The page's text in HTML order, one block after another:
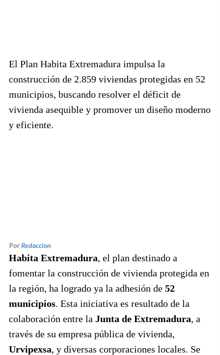
El Plan Habita Extremadura impulsa la
construcción de 2.859 viviendas protegidas en 52
municipios, buscando resolver el déficit de
vivienda asequible y promover un diseño moderno
y eficiente.
PorRedaccion
Habita Extremadura, el plan destinado a
fomentar la construcción de vivienda protegida en
la región, ha logrado ya la adhesión de 52
municipios. Esta iniciativa es resultado de la
colaboración entre la Junta de Extremadura, a
través de su empresa pública de vivienda,
Urvipexsa, y diversas corporaciones locales. Se